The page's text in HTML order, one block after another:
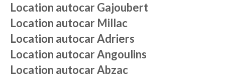
Location autocarGajoubert
Location autocar Millac
Location autocarAdriers
Location autocarAngoulins
Location autocarAbzac